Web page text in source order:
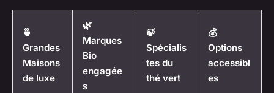
🍵
Grandes
Maisons
de luxe
🌿
Marques
Bio
engagée
s
🍃
Spécialis
tes du
thé vert
💰
Options
accessibl
es